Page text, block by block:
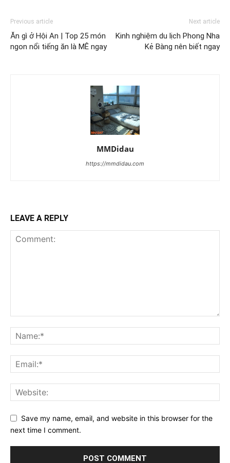
Previous article
Ăn gì ở Hội An | Top 25 món
ngon nổi tiếng ăn là MÊ ngay
Next article
Kinh nghiệm du lịch Phong Nha
Kẻ Bàng nên biết ngay
MMDidau
https://mmdidau.com
LEAVE A REPLY
Save my name, email, and website in this browser for the
next time I comment.